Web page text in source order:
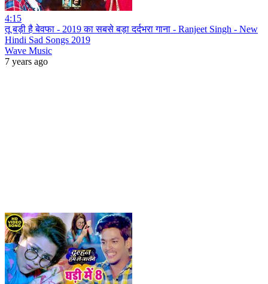
4:15
तू बड़ी है बेवफा - 2019 का सबसे बड़ा दर्दभरा गाना - Ranjeet Singh - New
Hindi Sad Songs 2019
Wave Music
7 years ago